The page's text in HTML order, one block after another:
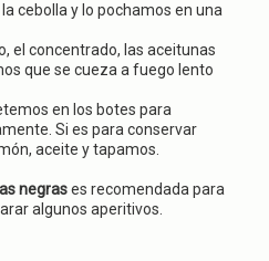
cebolla y lo pochamos en una
el concentrado, las aceitunas
que se cueza a fuego lento
en los botes para
Si es para conservar
aceite y tapamos.
negrases recomendada para
algunos aperitivos.